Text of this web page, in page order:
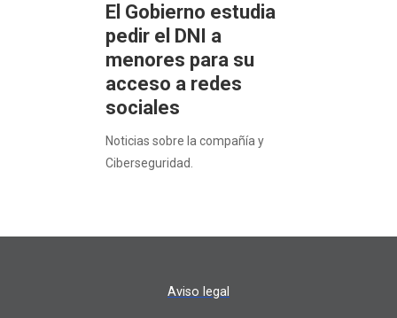
El Gobierno estudia
pedir el DNI a
menores para su
acceso a redes
sociales
Noticias sobre la compañía y
Ciberseguridad.
Aviso legal